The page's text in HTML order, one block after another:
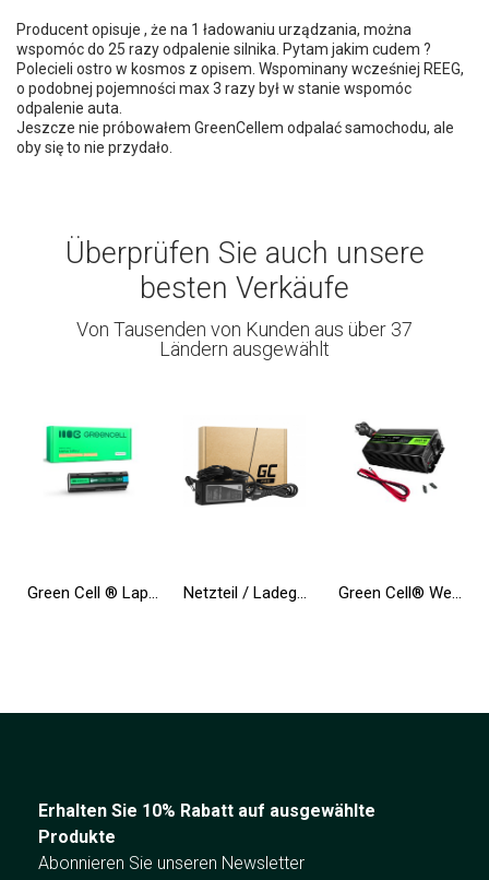
Producent opisuje , że na 1 ładowaniu urządzania, można
wspomóc do 25 razy odpalenie silnika. Pytam jakim cudem ?
Polecieli ostro w kosmos z opisem. Wspominany wcześniej REEG,
o podobnej pojemności max 3 razy był w stanie wspomóc
odpalenie auta.
Jeszcze nie próbowałem GreenCellem odpalać samochodu, ale
oby się to nie przydało.
Überprüfen Sie auch unsere
besten Verkäufe
Von Tausenden von Kunden aus über 37
Ländern ausgewählt
Green Cell ® Laptop Akku MU06 für HP 635 650 655 2000 Pavilion G6 G7 Compaq 635 650 Compaq Presario CQ62 Netzteil / Ladegerät Green Cell PRO 19V 3.95A 75W für Toshiba Satellite C55 C660 C850 C855 C870 L650 L650D L655 L750 L750D L755 Green Cell® Wechselrichter Spannungswandler 12V auf 230V Reiner sinus 300W/600W USV für Öfen und Zentralheizungspumpen
Erhalten Sie 10% Rabatt auf ausgewählte
Produkte
Abonnieren Sie unseren Newsletter